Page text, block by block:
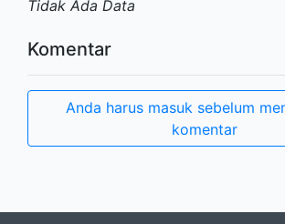
Tidak Ada Data
Komentar
Anda harus masuk sebelum
komentar